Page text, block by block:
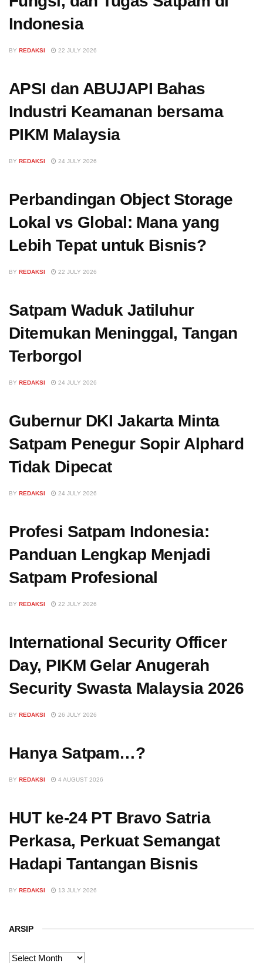
Indonesia
BY REDAKSI 22 JULY 2026
APSI dan ABUJAPI Bahas
Industri Keamanan bersama
PIKM Malaysia
BY REDAKSI 24 JULY 2026
Perbandingan Object Storage
Lokal vs Global: Mana yang
Lebih Tepat untuk Bisnis?
BY REDAKSI 22 JULY 2026
Satpam Waduk Jatiluhur
Ditemukan Meninggal, Tangan
Terborgol
BY REDAKSI 24 JULY 2026
Gubernur DKI Jakarta Minta
Satpam Penegur Sopir Alphard
Tidak Dipecat
BY REDAKSI 24 JULY 2026
Profesi Satpam Indonesia:
Panduan Lengkap Menjadi
Satpam Profesional
BY REDAKSI 22 JULY 2026
International Security Officer
Day, PIKM Gelar Anugerah
Security Swasta Malaysia 2026
BY REDAKSI 26 JULY 2026
Hanya Satpam…?
BY REDAKSI 4 AUGUST 2026
HUT ke-24 PT Bravo Satria
Perkasa, Perkuat Semangat
Hadapi Tantangan Bisnis
BY REDAKSI 13 JULY 2026
ARSIP
ARSIP